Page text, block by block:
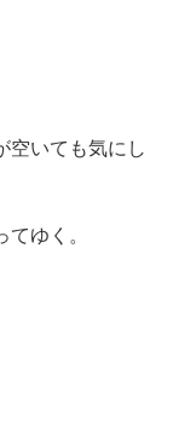
空いても気にし
ゆく。